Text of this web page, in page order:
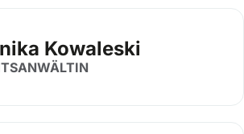
Kowaleski